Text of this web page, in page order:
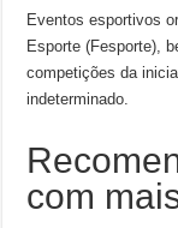
Eventos esportivos
Esporte (Fesporte),
competições da
indeterminado.
com